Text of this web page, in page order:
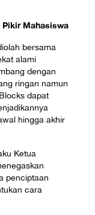
Mahasiswa
bersama
alami
dengan
ringan namun
dapat
hingga akhir
Ketua
penciptaan
cara